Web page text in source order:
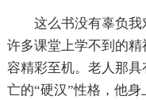
这么书没有辜负我
许多课堂上学不到的
容精彩至机。老人那
亡的“硬汉”性格，他